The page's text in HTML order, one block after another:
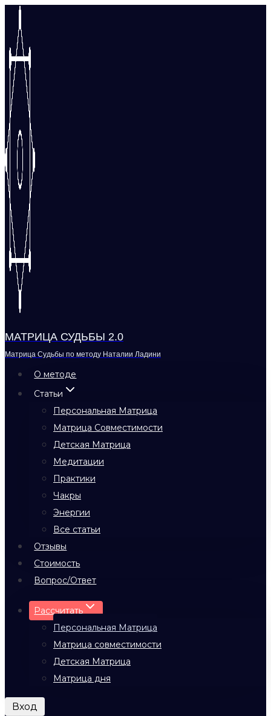
Перейти
содержимому
МАТРИЦА СУДЬБЫ 2.0
Матрица Судьбы по методу Наталии Ладини
О методе
Статьи
Персональная Матрица
Матрица Совместимости
Детская Матрица
Медитации
Практики
Чакры
Энергии
Все статьи
Отзывы
Стоимость
Вопрос/Ответ
Рассчитать
Персональная Матрица
Матрица совместимости
Детская Матрица
Матрица дня
Вход